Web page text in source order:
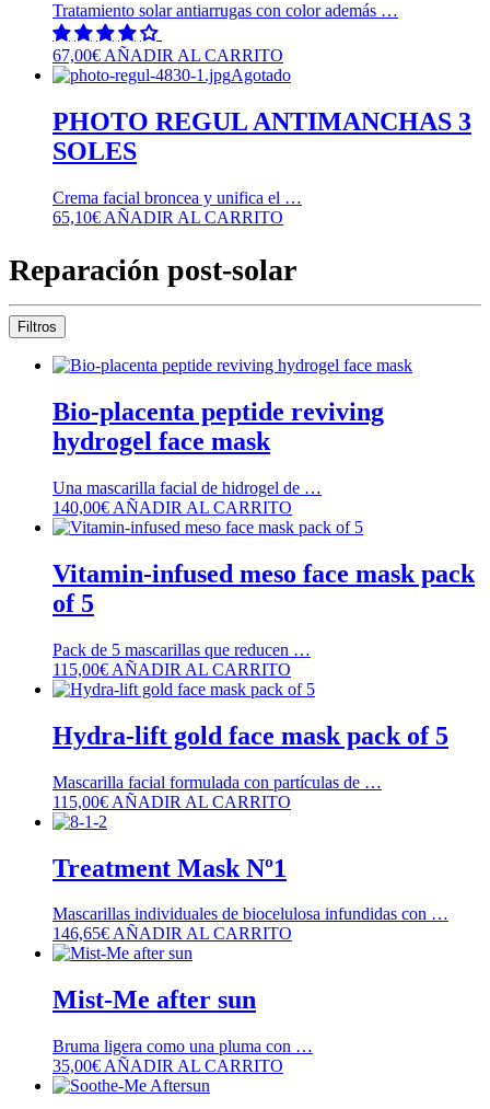
Tratamiento solar antiarrugas con color además …
67,00€ AÑADIR AL CARRITO
Agotado
PHOTO REGUL ANTIMANCHAS 3
SOLES
Crema facial broncea y unifica el …
65,10€ AÑADIR AL CARRITO
Reparación post-solar
Filtros
Bio-placenta peptide reviving
hydrogel face mask
Una mascarilla facial de hidrogel de …
140,00€ AÑADIR AL CARRITO
Vitamin-infused meso face mask pack
of 5
Pack de 5 mascarillas que reducen …
115,00€ AÑADIR AL CARRITO
Hydra-lift gold face mask pack of 5
Mascarilla facial formulada con partículas de …
115,00€ AÑADIR AL CARRITO
Treatment Mask Nº1
Mascarillas individuales de biocelulosa infundidas con …
146,65€AÑADIR AL CARRITO
Mist-Me after sun
Bruma ligera como una pluma con …
35,00€ AÑADIR AL CARRITO